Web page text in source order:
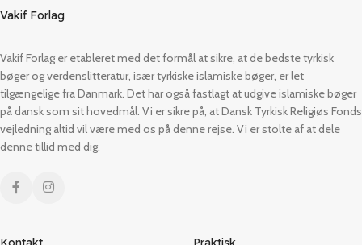
Vakif Forlag
Vakif Forlag er etableret med det formål at sikre, at de bedste tyrkisk
bøger og verdenslitteratur, især tyrkiske islamiske bøger, er let
tilgængelige fra Danmark. Det har også fastlagt at udgive islamiske bøger
på dansk som sit hovedmål. Vi er sikre på, at Dansk Tyrkisk Religiøs Fonds
vejledning altid vil være med os på denne rejse. Vi er stolte af at dele
denne tillid med dig.